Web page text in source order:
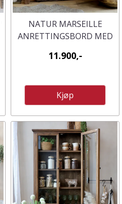
NATUR MARSEILLE
ANRETTINGSBORD MED
ANTIQUE
11.900,-
Kjøp